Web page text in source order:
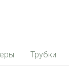
Трубки